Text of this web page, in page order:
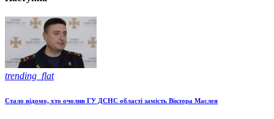
trending_flat
Стало відомо, хто очолив ГУ ДСНС області замість Віктора Маслея